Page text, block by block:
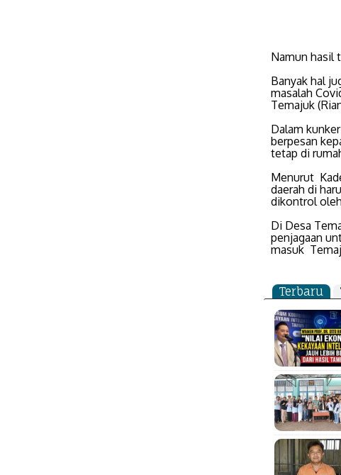
Namun hasil
Banyak hal
masalah
Temajuk
Dalam
berpesan
tetap di
Menurut
daerah di
dikontrol
Di Desa
penjagaan
masuk
Terbaru